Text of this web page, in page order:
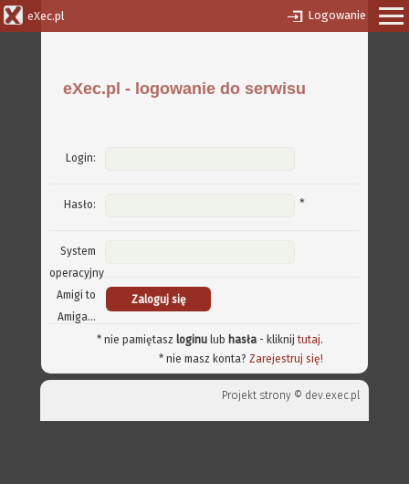
eXec.pl Logowanie
eXec.pl - logowanie do serwisu
Login:
Hasło: *
System
operacyjny
Amigi to
Amiga...
* nie pamiętasz loginu lub hasła - kliknijtutaj.
* nie masz konta? Zarejestruj się!
Projekt strony © dev.exec.pl